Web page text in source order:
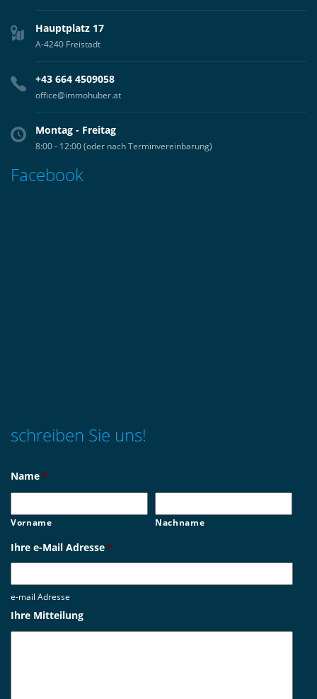
Hauptplatz 17
A-4240 Freistadt
+43 664 4509058
office@immohuber.at
Montag - Freitag
8:00 - 12:00 (oder nach Terminvereinbarung)
Facebook
schreiben Sie uns!
Name *
Vorname Nachname
Ihre e-Mail Adresse *
e-mail Adresse
Ihre Mitteilung